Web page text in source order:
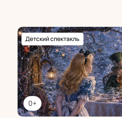
0+
Детский спектакль